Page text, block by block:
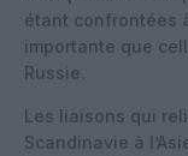
étant confrontées
importante que
Russie.
Les liaisons qui
Scandinavie à